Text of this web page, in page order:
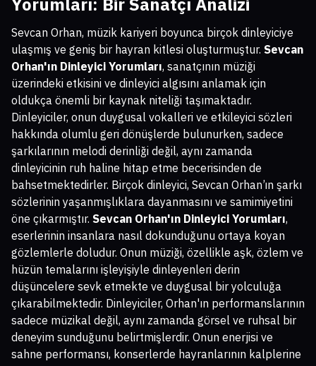
Yorumları: Bir Sanatçı Analizi
Sevcan Orhan, müzik kariyeri boyunca birçok dinleyiciye
ulaşmış ve geniş bir hayran kitlesi oluşturmuştur. Sevcan
Orhan'ın Dinleyici Yorumları, sanatçının müziği
üzerindeki etkisini ve dinleyici algısını anlamak için
oldukça önemli bir kaynak niteliği taşımaktadır.
Dinleyiciler, onun duygusal vokalleri ve etkileyici sözleri
hakkında olumlu geri dönüşlerde bulunurken, sadece
şarkılarının melodi derinliği değil, aynı zamanda
dinleyicinin ruh haline hitap etme becerisinden de
bahsetmektedirler. Birçok dinleyici, Sevcan Orhan’ın şarkı
sözlerinin yaşanmışlıklara dayanmasını ve samimiyetini
öne çıkarmıştır. Sevcan Orhan'ın Dinleyici Yorumları,
eserlerinin insanlara nasıl dokunduğunu ortaya koyan
gözlemlerle doludur. Onun müziği, özellikle aşk, özlem ve
hüzün temalarını işleyişiyle dinleyenleri derin
düşüncelere sevk etmekte ve duygusal bir yolculuğa
çıkarabilmektedir. Dinleyiciler, Orhan'ın performanslarının
sadece müzikal değil, aynı zamanda görsel ve ruhsal bir
deneyim sunduğunu belirtmişlerdir. Onun enerjisi ve
sahne performansı, konserlerde hayranlarının kalplerine